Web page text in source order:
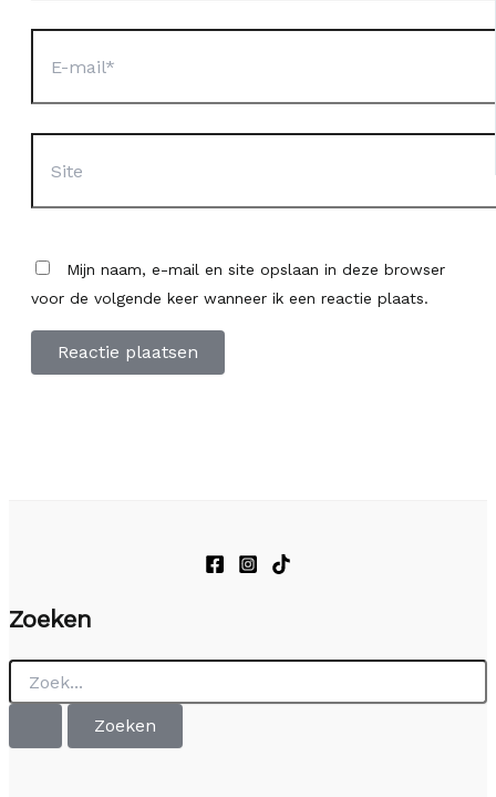
mail*
Mijn naam, e-mail en site opslaan in deze browser
voor de volgende keer wanneer ik een reactie plaats.
Zoeken
Zoek
naar: